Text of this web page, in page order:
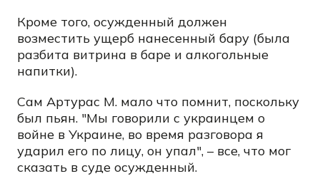
Кроме того, осужденный должен
возместить ущерб нанесенный бару (была
разбита витрина в баре и алкогольные
напитки).
Сам Артурас М. мало что помнит, поскольку
был пьян. "Мы говорили с украинцем о
войне в Украине, во время разговора я
ударил его по лицу, он упал", – все, что мог
сказать в суде осужденный.